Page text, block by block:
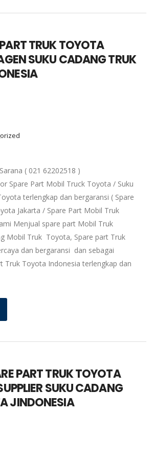
TRUK TOYOTA
SUKU CADANG TRUK
( 021 62202518 )
Spare Part Mobil Truck Toyota / Suku
terlengkap dan bergaransi ( Spare
Jakarta / Spare Part Mobil Truk
Menjual spare part Mobil Truk
Mobil Truk Toyota, Spare part Truk
dan bergaransi dan sebagai
Truk Toyota Indonesia terlengkap dan
PART TRUK TOYOTA
SUKU CADANG
JINDONESIA